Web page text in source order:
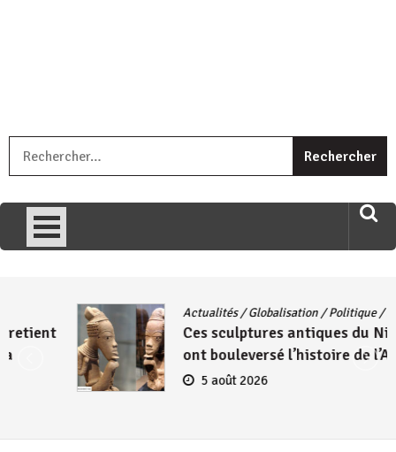
umariye umuryango wawe canke igihugu cakwibarutse .Wewe
uri ngaha ndagusigiye iki kibazo : Uriko ukora iki kugira ngo
Actualités Globalisation/Politique/Société
Ces sculptures antiques du Nigeria qui
ont bouleversé l’histoire de l’Afrique
5 août 2026